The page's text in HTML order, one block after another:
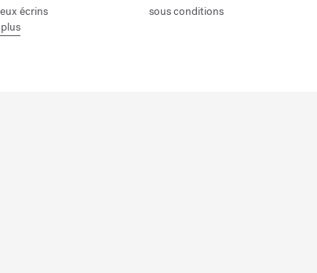
écrins
sous conditions